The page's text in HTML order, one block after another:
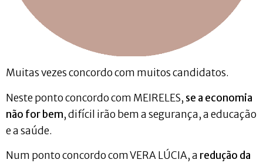
Muitas vezes concordo com muitos candidatos.
Neste ponto concordo com MEIRELES, se a economia
não for bem, difícil irão bem a segurança, a educação
e a saúde.
Num ponto concordo com VERA LÚCIA, a redução da